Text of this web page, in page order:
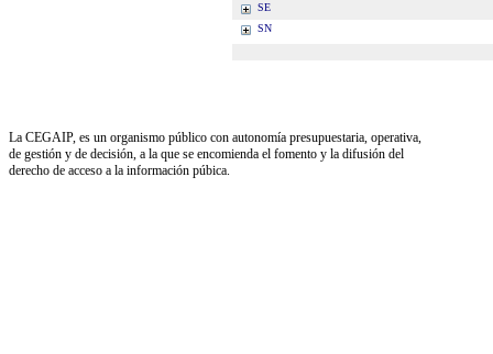
SE
SN
La CEGAIP, es un organismo público con autonomía presupuestaria, operativa,
de gestión y de decisión, a la que se encomienda el fomento y la difusión del
derecho de acceso a la información púbica.